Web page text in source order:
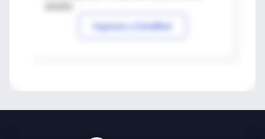
Ingresar a IntraMed